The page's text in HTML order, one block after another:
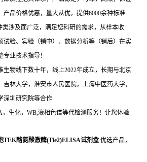
产品价格优惠，量大从优，提供6000余种标准
类涉及面广泛，满足您科研的需求，从样本收
试验、实验（销中）、数据分析等（销后）在实
业技术指导！
生物线下数十年，线上2022年成立，长期与北京
林大学，淮安市人民医院，上海中医药大学，
深圳研究院等合作
，生化，WB,液相色谱等代检测服务！让您体验
TEK酪氨酸激酶(Tie2)ELISA试剂盒 优选产品，